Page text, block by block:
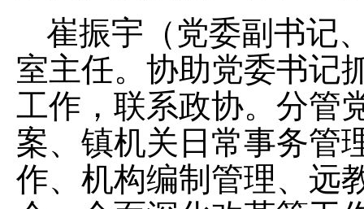
崔振宇（党委副书记
室主任。 协助党委书记
工作，联系政协。 分管
案、 镇机关日常事务管
作、 机构编制管理、 远